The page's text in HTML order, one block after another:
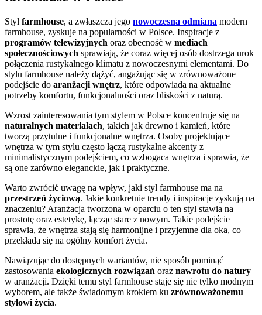
Styl farmhouse, a zwłaszcza jego nowoczesna odmiana modern
farmhouse, zyskuje na popularności w Polsce. Inspiracje z
programów telewizyjnych oraz obecność w mediach
społecznościowych sprawiają, że coraz więcej osób dostrzega urok
połączenia rustykalnego klimatu z nowoczesnymi elementami. Do
stylu farmhouse należy dążyć, angażując się w zrównoważone
podejście do aranżacji wnętrz, które odpowiada na aktualne
potrzeby komfortu, funkcjonalności oraz bliskości z naturą.
Wzrost zainteresowania tym stylem w Polsce koncentruje się na
naturalnych materiałach, takich jak drewno i kamień, które
tworzą przytulne i funkcjonalne wnętrza. Osoby projektujące
wnętrza w tym stylu często łączą rustykalne akcenty z
minimalistycznym podejściem, co wzbogaca wnętrza i sprawia, że
są one zarówno eleganckie, jak i praktyczne.
Warto zwrócić uwagę na wpływ, jaki styl farmhouse ma na
przestrzeń życiową. Jakie konkretnie trendy i inspiracje zyskują na
znaczeniu? Aranżacja tworzona w oparciu o ten styl stawia na
prostotę oraz estetykę, łącząc stare z nowym. Takie podejście
sprawia, że wnętrza stają się harmonijne i przyjemne dla oka, co
przekłada się na ogólny komfort życia.
Nawiązując do dostępnych wariantów, nie sposób pominąć
zastosowania ekologicznych rozwiązań oraz nawrotu do natury
w aranżacji. Dzięki temu styl farmhouse staje się nie tylko modnym
wyborem, ale także świadomym krokiem ku zrównoważonemu
stylowi życia.